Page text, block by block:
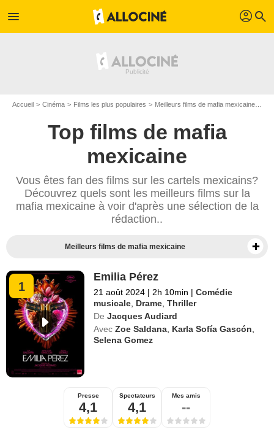
menu profil search
Accueil Cinéma Films les plus populaires Meilleurs films de mafia mexicaine
Top films de mafia
mexicaine
Vous êtes fan des films sur les cartels mexicains?
Découvrez quels sont les meilleurs films sur la
mafia mexicaine à voir d'après une sélection de la
rédaction..
Meilleurs films de mafia mexicaine
1
Emilia Pérez
21 août 2024 | 2h 10min | Comédie
musicale Drame ,Thriller
De Jacques Audiard
Avec Zoe Saldana Karla Sofía Gascón
Selena Gomez
Presse
4,1
Spectateurs
4,1
Mes amis
--